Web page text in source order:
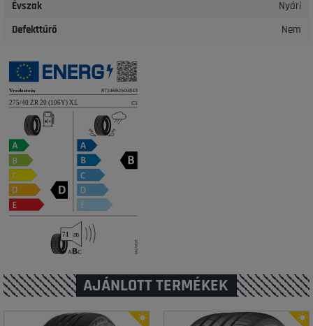
Évszak
Nyári
Defekttűrő
Nem
AJÁNLOTT TERMÉKEK